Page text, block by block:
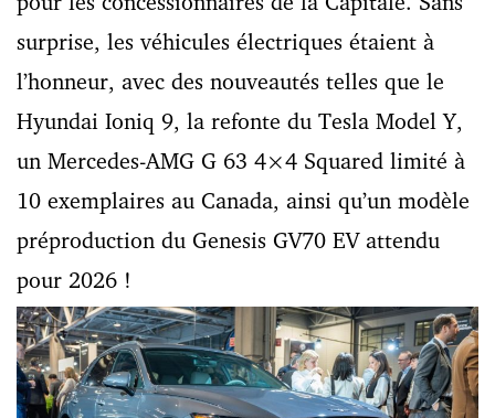
surprise, les véhicules électriques étaient à
l’honneur, avec des nouveautés telles que le
Hyundai Ioniq 9, la refonte du Tesla Model Y,
un Mercedes-AMG G 63 4×4 Squared limité à
10 exemplaires au Canada, ainsi qu’un modèle
préproduction du Genesis GV70 EV attendu
pour 2026 !